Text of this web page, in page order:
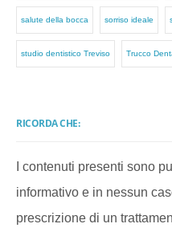
salute della bocca sorriso ideale
studio dentistico Treviso Trucco
RICORDA CHE:
I contenuti presenti sono
informativo e in nessun
prescrizione di un